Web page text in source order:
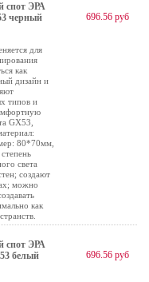
спот ЭРА
черный
для
как
дизайн и
типов и
GX53,
80*70мм,
света
создают
можно
как
696.56 руб
спот ЭРА
белый
696.56 руб